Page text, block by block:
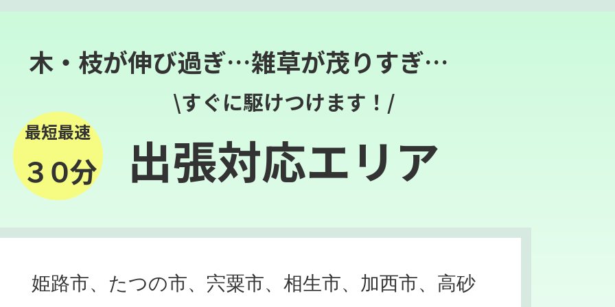
木・枝が伸び過ぎ…雑草が茂りすぎ…
最短最速
３０分
\すぐに駆けつけます！/
出張対応エリア
姫路市、たつの市、宍粟市、相生市、加西市、高砂